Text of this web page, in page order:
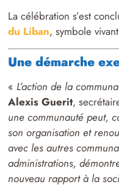
La célébration s’est
du Liban, symbole
Une démarche
« L’action de la
Alexis Guerit,
une communauté peut,
son organisation et
avec les autres
administrations,
nouveau rapport à la